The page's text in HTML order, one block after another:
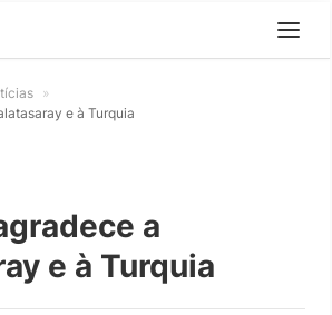
»
e à Turquia
a
e à Turquia